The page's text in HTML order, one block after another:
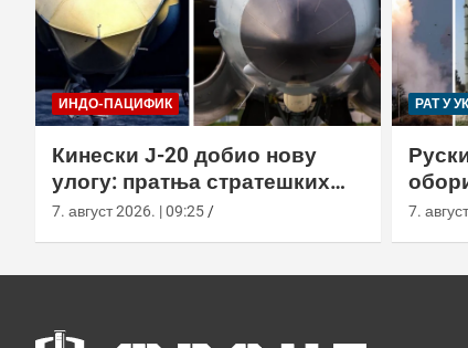
ИНДО-ПАЦИФИК
Кинески Ј-20 добио нову
улогу: пратња стратешких
бомбардера Х-6Н
7. август 2026. | 09:25
РАТ У
7.